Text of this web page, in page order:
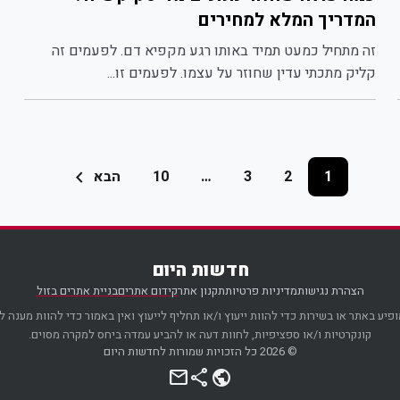
המדריך המלא למחירים
זה מתחיל כמעט תמיד באותו רגע מקפיא דם. לפעמים זה
קליק מתכתי עדין שחוזר על עצמו. לפעמים זו...
Posts
pagination
1
2
3
…
10 הבא chevron_left
חדשות היום
הצהרת נגישותמדיניות פרטיותתקנון אתרקידום אתריםבניית אתרים בזול
באתר או בשירות כדי להוות ייעוץ ו/או תחליף לייעוץ ואין באמור כדי להוות מענה
קונקרטיות ו/או ספציפיות, לחוות דעה או להביע עמדה ביחס למקרה מסוים.
© 2026 כל הזכויות שמורות לחדשות היום
public
share
mail